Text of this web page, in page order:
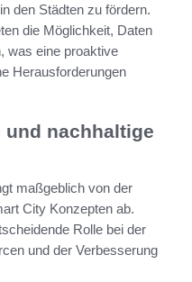
in den Städten zu fördern.
die Möglichkeit, Daten
was eine proaktive
Herausforderungen
und nachhaltige
maßgeblich von der
City Konzepten ab.
Rolle bei der
und der Verbesserung